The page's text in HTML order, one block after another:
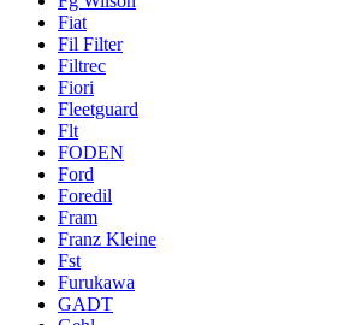
Fiat
Fil Filter
Filtrec
Fiori
Fleetguard
Flt
FODEN
Ford
Foredil
Fram
Franz Kleine
Fst
Furukawa
GADT